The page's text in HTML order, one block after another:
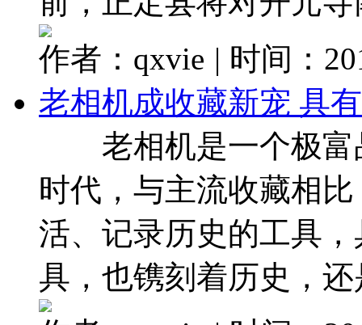
作者：qxvie | 时间：
老相机成收藏新宠 具
老相机是一个极富
时代，与主流收藏相
活、记录历史的工具
具，也镌刻着历史，